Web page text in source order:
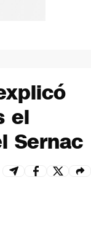
el
Sernac